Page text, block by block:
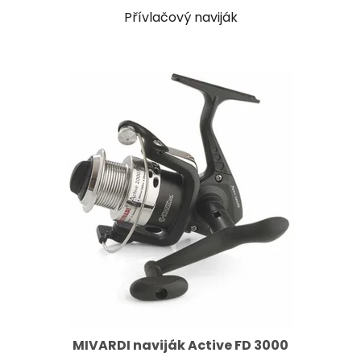
Přívlačový naviják
MIVARDI naviják Active FD 3000